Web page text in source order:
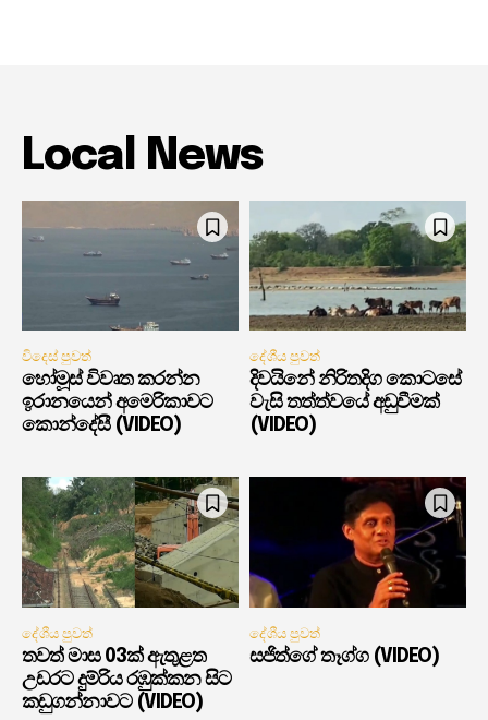
Local News
විදෙස් පුවත්
හෝමූස් විවෘත කරන්න
ඉරානයෙන් අමෙරිකාවට
කොන්දේසී (VIDEO)
දේශීය පුවත්
දිවයිනේ නිරිතදිග කොටසේ
වැසි තත්ත්වයේ අඩුවීමක්
(VIDEO)
දේශීය පුවත්
තවත් මාස 03ක් ඇතුළත
උඩරට දුම්රිය රඹුක්කන සිට
කඩුගන්නාවට (VIDEO)
දේශීය පුවත්
සජිත්ගේ තෑග්ග (VIDEO)